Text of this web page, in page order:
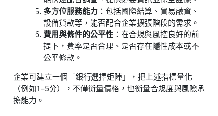
多方位服務能力 ：包括國際結算、貿易融資、
設備貸款等，能否配合企業擴張階段的需求。
費用與條件的公平性 ：在合規與風控良好的前
提下，費率是否合理、是否存在隱性成本或不
公平條款。
企業可建立一個「銀行選擇矩陣」，把上述指標量化
（例如1–5分），不僅衡量價格，也衡量合規度與風險承
擔能力。